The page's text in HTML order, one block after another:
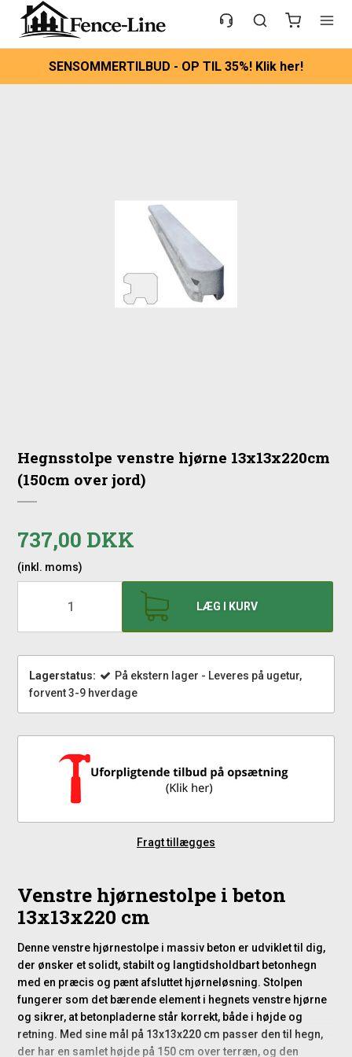
SENSOMMERTILBUD - OP TIL 35%! Klik her!
Hegnsstolpe venstre hjørne 13x13x220cm
(150cm over jord)
737,00 DKK
(inkl. moms)
LÆG I KURV
Lagerstatus:
På ekstern lager - Leveres på ugetur,
forvent 3-9 hverdage
Fragt tillægges
Venstre hjørnestolpe i beton
13x13x220 cm
Denne venstre hjørnestolpe i massiv beton er udviklet til dig,
der ønsker et solidt, stabilt og langtidsholdbart betonhegn
med en præcis og pænt afsluttet hjørneløsning. Stolpen
fungerer som det bærende element i hegnets venstre hjørne
og sikrer, at betonpladerne står korrekt, både i højde og
retning. Med sine mål på 13x13x220 cm passer den til hegn,
der har en samlet højde på 150 cm over terræn, og den